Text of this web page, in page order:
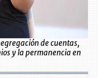
de cuentas,
y la permanencia en